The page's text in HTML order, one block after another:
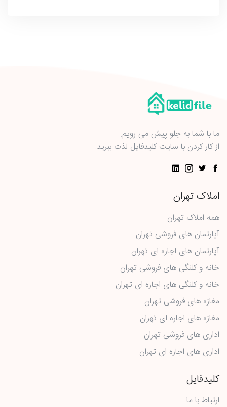
ما با شما به جلو پیش می رویم.
از کار کردن با سایت کلیدفایل لذت ببرید.
املاک تهران
همه املاک تهران
آپارتمان های فروشی تهران
آپارتمان های اجاره ای تهران
خانه و کلنگی های فروشی تهران
خانه و کلنگی های اجاره ای تهران
مغازه های فروشی تهران
مغازه های اجاره ای تهران
اداری های فروشی تهران
اداری های اجاره ای تهران
کلیدفایل
ارتباط با ما